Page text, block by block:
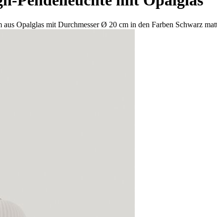
Opalglas mit Durchmesser Ø 20 cm in den Farben Schwarz